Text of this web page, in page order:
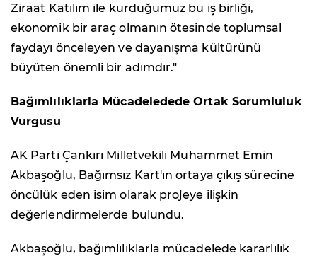
Ziraat Katılım ile kurduğumuz bu iş birliği,
ekonomik bir araç olmanın ötesinde toplumsal
faydayı önceleyen ve dayanışma kültürünü
büyüten önemli bir adımdır."
Bağımlılıklarla Mücadeledede Ortak Sorumluluk
Vurgusu
AK Parti Çankırı Milletvekili Muhammet Emin
Akbaşoğlu, Bağımsız Kart'ın ortaya çıkış sürecine
öncülük eden isim olarak projeye ilişkin
değerlendirmelerde bulundu.
Akbaşoğlu, bağımlılıklarla mücadelede kararlılık